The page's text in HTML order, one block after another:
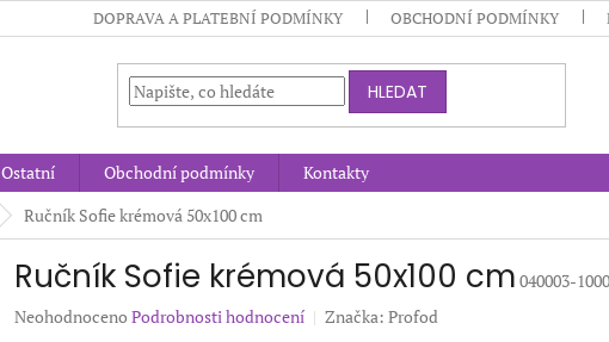
DOPRAVA A PLATEBNÍ PODMÍNKY OBCHODNÍ PODMÍNKY
HLEDAT
Ostatní Obchodní podmínky
Kontakty
Ručník Sofie krémová 50x100 cm
Ručník Sofie krémová 50x100 cm 040003-
Průměrné
Neohodnoceno Podrobnosti hodnocení Značka: Profod